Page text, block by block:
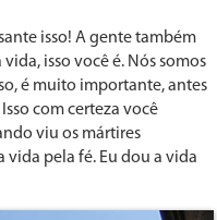
isso! A gente também
isso você é. Nós somos
é muito importante, antes
com certeza você
viu os mártires
vida pela fé. Eu dou a vida